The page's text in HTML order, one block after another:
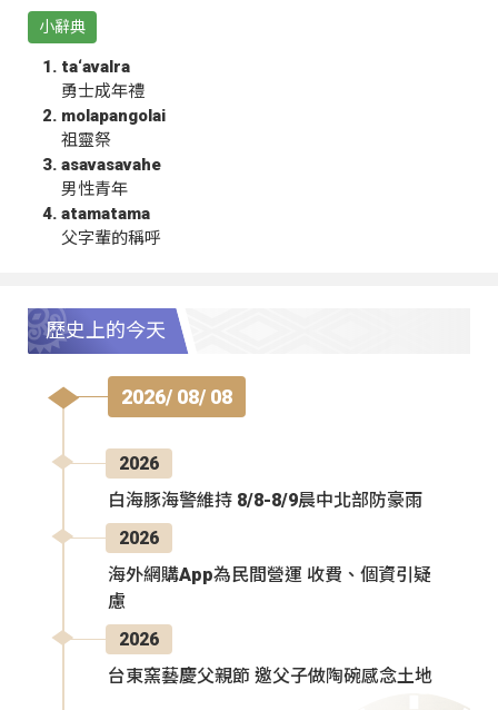
小辭典
ta‘avalra
勇士成年禮
molapangolai
祖靈祭
asavasavahe
男性青年
atamatama
父字輩的稱呼
歷史上的今天
2026/ 08/ 08
2026
白海豚海警維持 8/8-8/9晨中北部防豪雨
2026
海外網購App為民間營運 收費、個資引疑
慮
2026
台東窯藝慶父親節 邀父子做陶碗感念土地